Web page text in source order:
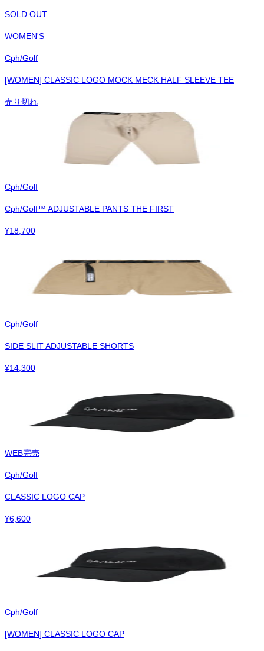
SOLD OUT
WOMEN'S
Cph/Golf
[WOMEN] CLASSIC LOGO MOCK MECK HALF SLEEVE TEE
売り切れ
Cph/Golf
Cph/Golf™︎ ADJUSTABLE PANTS THE FIRST
¥18,700
Cph/Golf
SIDE SLIT ADJUSTABLE SHORTS
¥14,300
WEB完売
Cph/Golf
CLASSIC LOGO CAP
¥6,600
Cph/Golf
[WOMEN] CLASSIC LOGO CAP